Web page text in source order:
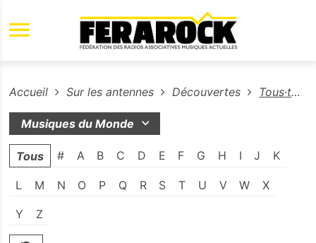
Aller au contenu principal
Accueil Sur les antennes Découvertes Tous·tes les artistes soutenus
Musiques du Monde
Tous # A B C D E F G H I J K
L M N O P Q R S T U V W X
Y Z